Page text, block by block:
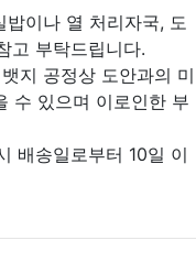
이나 열 처리자국, 도
고 부탁드립니다.
지 공정상 도안과의 미
수 있으며 이로인한 부
배송일로부터 10일 이